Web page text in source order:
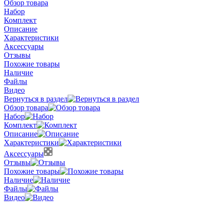
Обзор товара
Набор
Комплект
Описание
Характеристики
Аксессуары
Отзывы
Похожие товары
Наличие
Файлы
Видео
Вернуться в раздел
Обзор товара
Набор
Комплект
Описание
Характеристики
Аксессуары
Отзывы
Похожие товары
Наличие
Файлы
Видео